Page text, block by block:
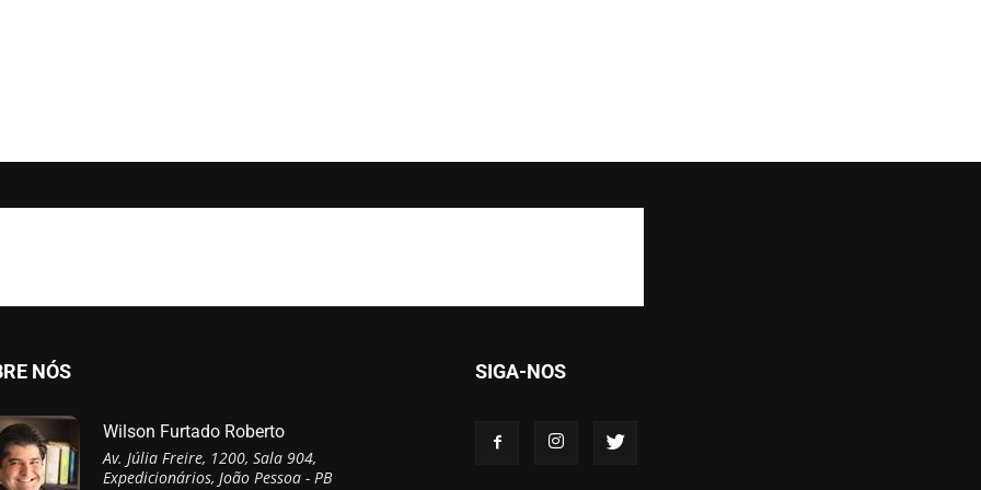
NÓS
Wilson Furtado Roberto
Av. Júlia Freire, 1200, Sala 904,
Expedicionários, João Pessoa - PB
SIGA-NOS